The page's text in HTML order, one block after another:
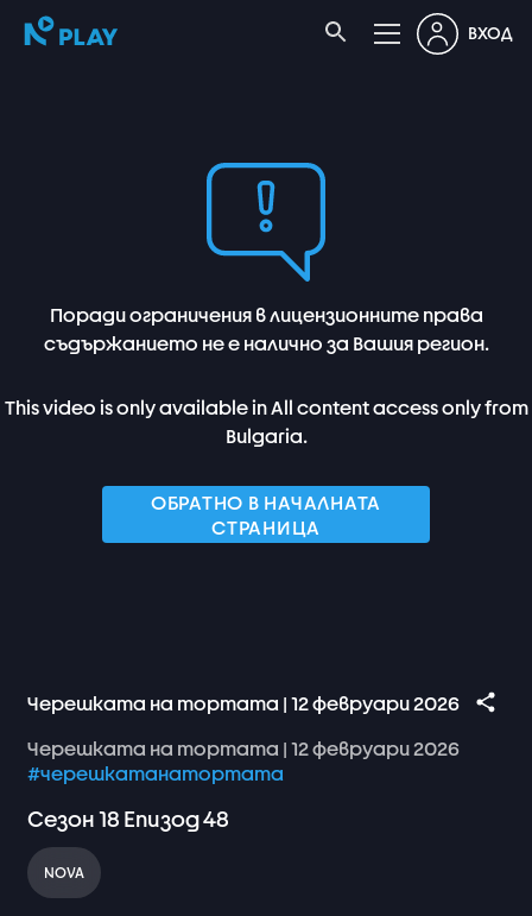
ВХОД
Поради ограничения в лицензионните права
съдържанието не е налично за Вашия регион.
This video is only available in All content access only from
Bulgaria.
ОБРАТНО В НАЧАЛНАТА
СТРАНИЦА
Черешката на тортата | 12 февруари 2026
Черешката на тортата | 12февруари 2026
#черешкатанатортата
Сезон 18 Епизод48
NOVA